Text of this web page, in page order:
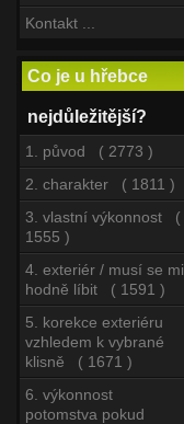
Kontakt ...
Co je u hřebce
nejdůležitější?
1. původ ( 2773 )
2. charakter ( 1811 )
3. vlastní výkonnost (
1555 )
4. exteriér / musí se mi
hodně líbit ( 1591 )
5. korekce exteriéru
vzhledem k vybrané
klisně ( 1671 )
6. výkonnost
potomstva pokud